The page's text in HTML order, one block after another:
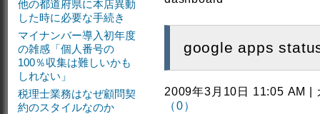
google apps
2009年3月10日 11:05 AM |
（0）
他の都道府県に本店異動
した時に必要な手続き
マイナンバー導入初年度
の雑感「個人番号の
100％収集は難しいかも
しれない」
税理士業務はなぜ顧問契
約のスタイルなのか